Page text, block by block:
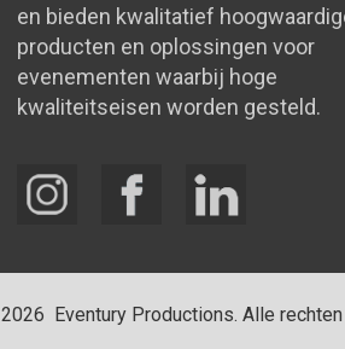
en bieden kwalitatief
producten en oplossingen voor
evenementen waarbij hoge
kwaliteitseisen worden gesteld.
2026 Eventury Productions. Alle